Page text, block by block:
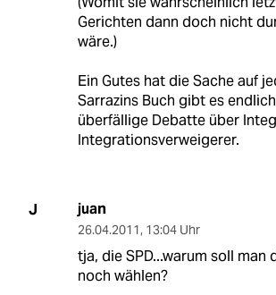
Gerichten dann doch nicht
wäre.)
Ein Gutes hat die Sache auf
Sarrazins Buch gibt es
überfällige Debatte über
Integrationsverweigerer.
J juan
26.04.2011, 13:04 Uhr
tja, die SPD...warum soll man
noch wählen?